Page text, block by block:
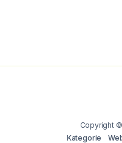
Copyright
Kategorie